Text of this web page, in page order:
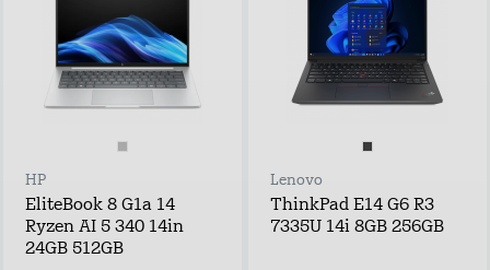
HP
EliteBook 8 G1a 14
Ryzen AI 5 340 14in
24GB 512GB
Lenovo
ThinkPad E14 G6 R3
7335U 14i 8GB 256GB